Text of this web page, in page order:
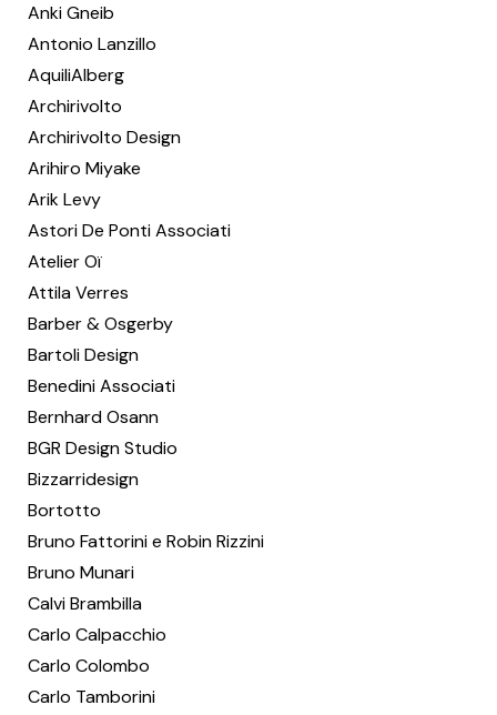
Anki Gneib
Antonio Lanzillo
AquiliAlberg
Archirivolto
Archirivolto Design
Arihiro Miyake
Arik Levy
Astori De Ponti Associati
Atelier Oï
Attila Verres
Barber & Osgerby
Bartoli Design
Benedini Associati
Bernhard Osann
BGR Design Studio
Bizzarridesign
Bortotto
Bruno Fattorini e Robin Rizzini
Bruno Munari
Calvi Brambilla
Carlo Calpacchio
Carlo Colombo
Carlo Tamborini